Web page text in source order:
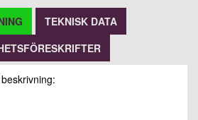
TEKNISK DATA